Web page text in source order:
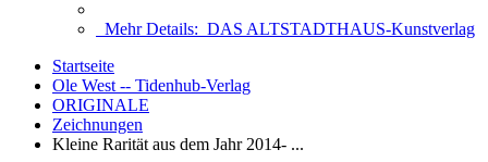
Mehr Details: DAS ALTSTADTHAUS-Kunstverlag
Startseite
Ole West -- Tidenhub-Verlag
ORIGINALE
Zeichnungen
Kleine Rarität aus dem Jahr 2014- ...